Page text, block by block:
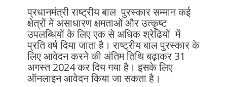
प्रधानमंत्री राष्ट्रीय बाल पुरस्कार सम्मान कई
क्षेत्रों में असाधारण क्षमताओं और उत्कृष्ट
उपलब्धियों के लिए एक से अधिक श्रेढियों में
प्रति वर्ष दिया जाता है। राष्ट्रीय बाल पुरस्कार के
लिए आवेदन करने की अंतिम तिथि बढ़ाकर 31
अगस्त 2024 कर दिय गया है। इसके लिए
ऑनलाइन आवेदन किया जा सकता है।